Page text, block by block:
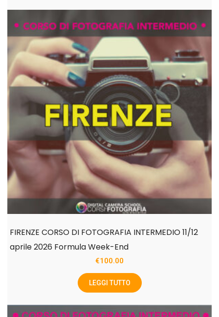
FIRENZE CORSO DI FOTOGRAFIA INTERMEDIO 11/12
aprile 2026 Formula Week-End
€100.00
LEGGI TUTTO